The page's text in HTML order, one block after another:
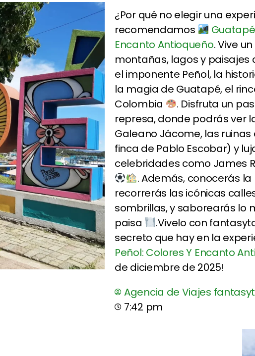
¿Por qué no elegir una
recomendamos
Guatapé
Encanto Antioqueño. Vive
montañas, lagos y paisajes
el imponente Peñol, la
la magia de Guatapé, el
Colombia
. Disfruta un
represa, donde podrás ver
Galeano Jácome, las
finca de Pablo Escobar) y
celebridades como James
. Además, conocerás
recorrerás las icónicas
sombrillas, y saborearás lo
paisa
.Vivelo con
secreto que hay en la
Peñol: Colores Y Encanto
de diciembre de 2025!
Agencia de Viajes
7:42 pm